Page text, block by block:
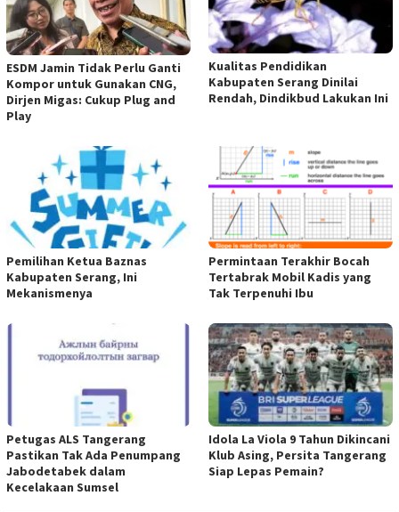
ESDM Jamin Tidak Perlu Ganti
Kompor untuk Gunakan CNG,
Dirjen Migas: Cukup Plug and
Play
Kualitas Pendidikan
Kabupaten Serang Dinilai
Rendah, Dindikbud Lakukan Ini
Pemilihan Ketua Baznas
Kabupaten Serang, Ini
Mekanismenya
Permintaan Terakhir Bocah
Tertabrak Mobil Kadis yang
Tak Terpenuhi Ibu
Petugas ALS Tangerang
Pastikan Tak Ada Penumpang
Jabodetabek dalam
Kecelakaan Sumsel
Idola La Viola 9 Tahun Dikincani
Klub Asing, Persita Tangerang
Siap Lepas Pemain?